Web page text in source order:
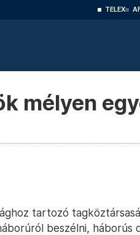
TELEX
mélyen
tartozó
beszélni,